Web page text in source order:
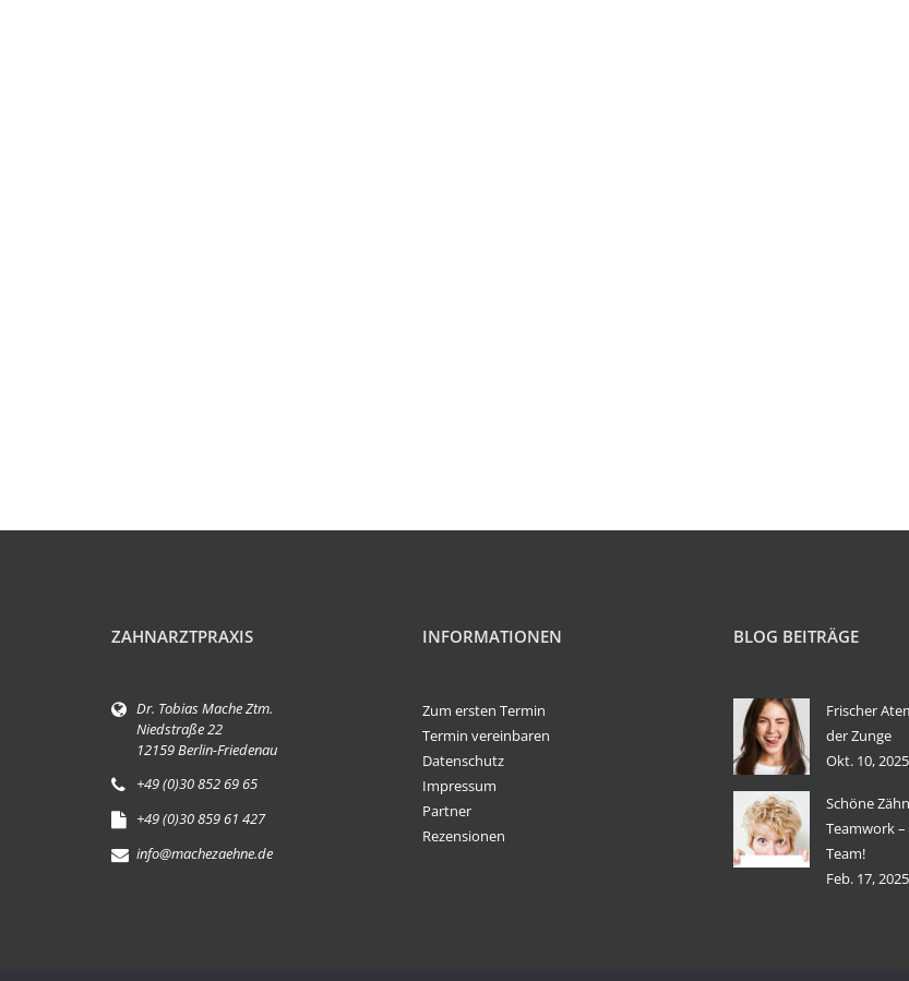
ZAHNARZTPRAXIS
Dr. Tobias Mache Ztm.
Niedstraße 22
12159 Berlin-Friedenau
+49 (0)30 852 69 65
+49 (0)30 859 61 427
info@machezaehne.de
INFORMATIONEN
Zum ersten Termin
Termin vereinbaren
Datenschutz
Impressum
Partner
Rezensionen
BLOG BEITRÄGE
Frischer
der Zunge
Okt. 10, 2025
Schöne
Teamwork
Team!
Feb. 17, 2025